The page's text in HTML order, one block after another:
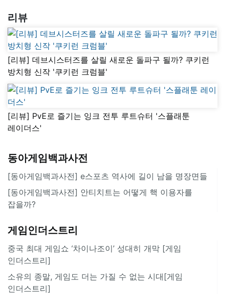
리뷰
[리뷰] 데브시스터즈를 살릴 새로운 돌파구 될까? 쿠키런
방치형 신작 '쿠키런 크럼블'
[리뷰] PvE로 즐기는 잉크 전투 루트슈터 '스플래툰
레이더스'
동아게임백과사전
[동아게임백과사전] e스포츠 역사에 길이 남을 명장면들
[동아게임백과사전] 안티치트는 어떻게 핵 이용자를
잡을까?
게임인더스트리
중국 최대 게임쇼 ‘차이나조이’ 성대히 개막 [게임
인더스트리]
소유의 종말, 게임도 더는 가질 수 없는 시대[게임
인더스트리]